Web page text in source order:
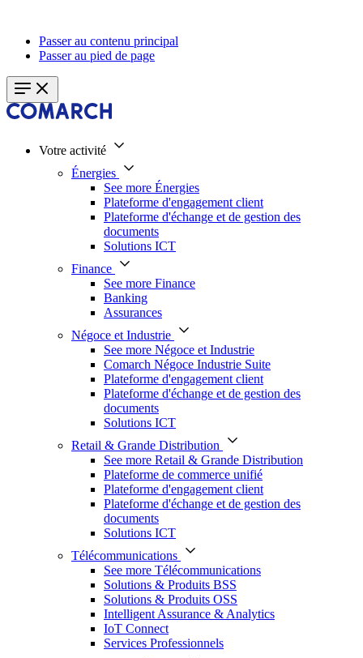
Passer au contenu principal
Passer au pied de page
Votre activité
Énergies
See more Énergies
Plateforme d'engagement client
Plateforme d'échange et de gestion des
documents
Solutions ICT
Finance
See more Finance
Banking
Assurances
Négoce et Industrie
See more Négoce et Industrie
Comarch Négoce Industrie Suite
Plateforme d'engagement client
Plateforme d'échange et de gestion des
documents
Solutions ICT
Retail & Grande Distribution
See more Retail & Grande Distribution
Plateforme de commerce unifié
Plateforme d'engagement client
Plateforme d'échange et de gestion des
documents
Solutions ICT
Télécommunications
See more Télécommunications
Solutions & Produits BSS
Solutions & Produits OSS
Intelligent Assurance & Analytics
IoT Connect
Services Professionnels